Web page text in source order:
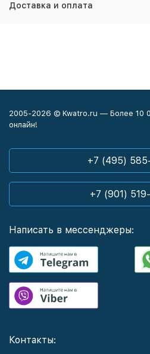
Доставка и оплата
2005-2026 © Kwatro.ru — Более 10
онлайн!
+7 (495)
+7 (901)
Написать в мессенджеры:
Контакты: